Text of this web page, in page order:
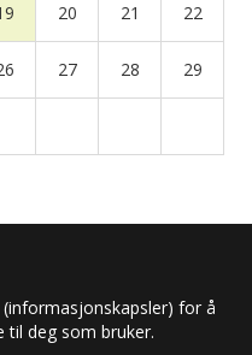
20 21 22
27 28 29
for å
til deg som bruker.